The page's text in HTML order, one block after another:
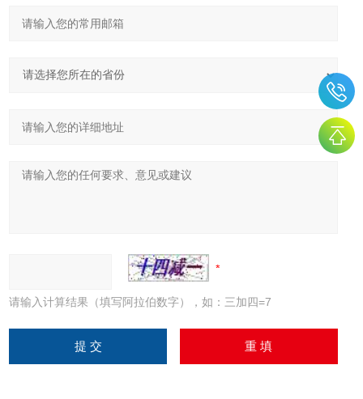
请输入计算结果（填写阿拉伯数字），如：三加四=7